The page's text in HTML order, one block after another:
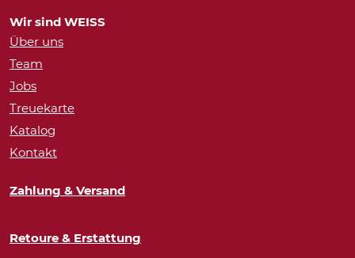
Wir sind WEISS
Über uns
Team
Jobs
Treuekarte
Katalog
Kontakt
Zahlung & Versand
Retoure & Erstattung